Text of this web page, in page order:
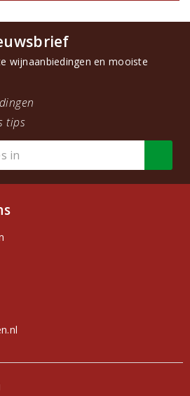
wijnaanbiedingen en mooiste
tips